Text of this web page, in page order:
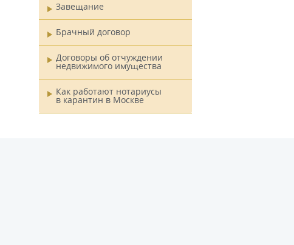
Завещание
Брачный договор
Договоры об отчуждении
недвижимого имущества
Как работают нотариусы
в карантин в Москве